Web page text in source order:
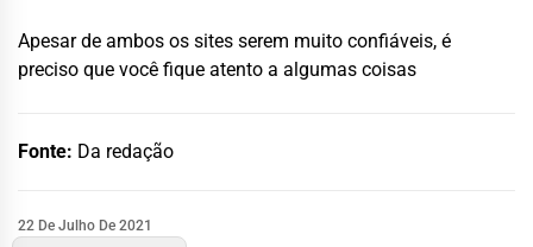
Apesar de ambos os sites serem muito confiáveis, é
preciso que você fique atento a algumas coisas
Fonte: Da redação
22 De Julho De 2021